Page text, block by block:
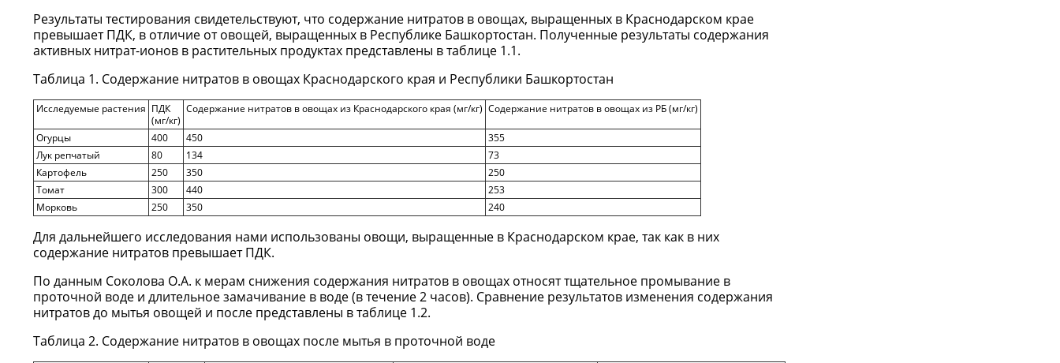
Результаты тестирования свидетельствуют, что содержание нитратов в овощах, выращенных в Краснодарском крае
превышает ПДК, в отличие от овощей, выращенных в Республике Башкортостан. Полученные результаты содержания
активных нитрат-ионов в растительных продуктах представлены в таблице 1.1.
Таблица 1. Содержание нитратов в овощах Краснодарского края и Республики Башкортостан
Исследуемые растения ПДК
(мг/кг)
Содержание нитратов в овощах из Краснодарского края (мг/кг) Содержание нитратов в овощах из РБ (мг/кг)
Огурцы 400 450
355
Лук репчатый
80 134
73
Картофель
250 350
250
Томат
300 440
253
Морковь
250 350 240
Для дальнейшего исследования нами использованы овощи, выращенные в Краснодарском крае, так как в них
содержание нитратов превышает ПДК.
По данным Соколова О.А. к мерам снижения содержания нитратов в овощах относят тщательное промывание в
проточной воде и длительное замачивание в воде (в течение 2 часов). Сравнение результатов изменения содержания
нитратов до мытья овощей и после представлены в таблице 1.2.
Таблица 2. Содержание нитратов в овощах после мытья в проточной воде